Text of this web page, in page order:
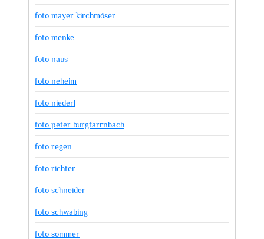
foto mayer kirchmöser
foto menke
foto naus
foto neheim
foto niederl
foto peter burgfarrnbach
foto regen
foto richter
foto schneider
foto schwabing
foto sommer